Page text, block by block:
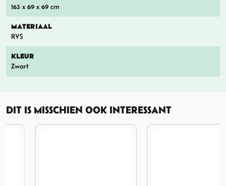
163 x 69 x 69 cm
MATERIAAL
RVS
KLEUR
Zwart
DIT IS MISSCHIEN OOK INTERESSANT